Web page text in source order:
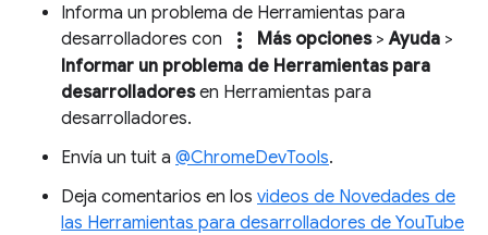
Informa un problema de Herramientas para
desarrolladores con
more_vert Más opciones>Ayuda >
Informar un problema de Herramientas para
desarrolladoresen Herramientas para
desarrolladores.
Envía un tuit a @ChromeDevTools.
Deja comentarios en los videos de Novedades de
las Herramientas para desarrolladores de YouTube